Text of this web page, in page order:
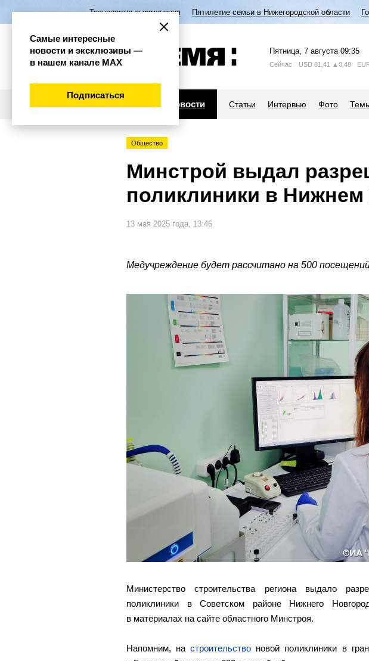
Транспортные изменения Пятилетие семьи в Нижегородской области
Пятница, 7 августа 09:35
Сейчас USD 81,41 ▲0,48
Новости Статьи Интервью Фото
Общество
Минстрой выдал
поликлиники в Нижнем
13 мая 2025 года, 13:46
Медучреждение будет рассчитано на 500
Министерство строительства региона выдало
поликлиники в Советском районе Нижнего
в материалах на сайте областного Минстроя.
Напомним, настроительство новой поликлиники в
Самые интересные
новости и эксклюзивы —
в нашем канале МАХ
Подписаться